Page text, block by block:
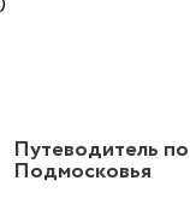
Путеводитель
Подмосковья